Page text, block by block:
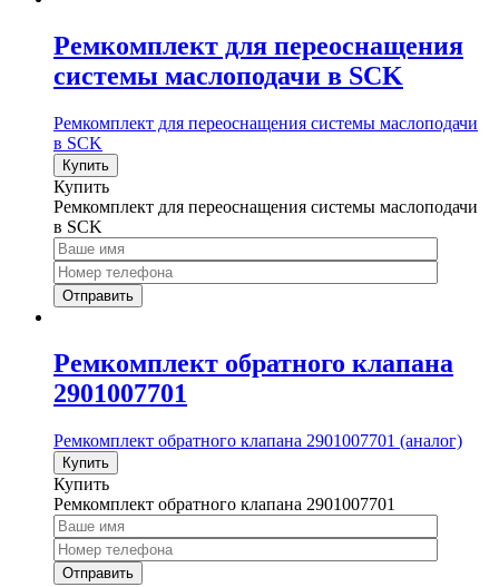
Ремкомплект для переоснащения
системы маслоподачи в SCK
Ремкомплект для переоснащения системы маслоподачи
в SCK
Купить
Купить
Ремкомплект для переоснащения системы маслоподачи
в SCK
Ремкомплект обратного клапана
2901007701
Ремкомплект обратного клапана 2901007701 (аналог)
Купить
Купить
Ремкомплект обратного клапана 2901007701